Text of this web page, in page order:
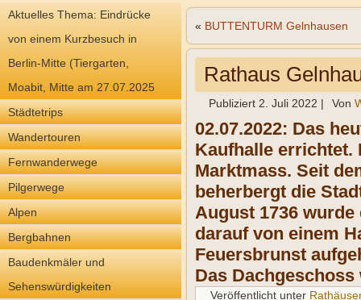
Aktuelles Thema: Eindrücke
von einem Kurzbesuch in
Berlin-Mitte (Tiergarten,
Moabit, Mitte am 27.07.2025
Städtetrips
Wandertouren
Fernwanderwege
Pilgerwege
Alpen
Bergbahnen
Baudenkmäler und
Sehenswürdigkeiten
« BUTTENTURM Gelnhausen
Rathaus
Publiziert 2. Juli 2022 | Von
02.07.2022: Das
Kaufhalle errichtet.
Marktmass. Seit
beherbergt die
August 1736
darauf von einem
Feuersbrunst
Das Dachgeschoss
Veröffentlicht unter